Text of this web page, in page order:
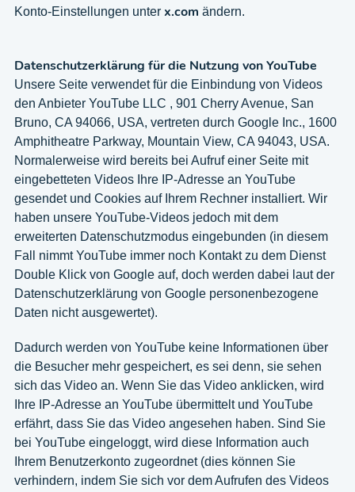
Konto-Einstellungen unter x.com ändern.
Datenschutzerklärung für die Nutzung von YouTube
Unsere Seite verwendet für die Einbindung von Videos
den Anbieter YouTube LLC , 901 Cherry Avenue, San
Bruno, CA 94066, USA, vertreten durch Google Inc., 1600
Amphitheatre Parkway, Mountain View, CA 94043, USA.
Normalerweise wird bereits bei Aufruf einer Seite mit
eingebetteten Videos Ihre IP-Adresse an YouTube
gesendet und Cookies auf Ihrem Rechner installiert. Wir
haben unsere YouTube-Videos jedoch mit dem
erweiterten Datenschutzmodus eingebunden (in diesem
Fall nimmt YouTube immer noch Kontakt zu dem Dienst
Double Klick von Google auf, doch werden dabei laut der
Datenschutzerklärung von Google personenbezogene
Daten nicht ausgewertet).
Dadurch werden von YouTube keine Informationen über
die Besucher mehr gespeichert, es sei denn, sie sehen
sich das Video an. Wenn Sie das Video anklicken, wird
Ihre IP-Adresse an YouTube übermittelt und YouTube
erfährt, dass Sie das Video angesehen haben. Sind Sie
bei YouTube eingeloggt, wird diese Information auch
Ihrem Benutzerkonto zugeordnet (dies können Sie
verhindern, indem Sie sich vor dem Aufrufen des Videos